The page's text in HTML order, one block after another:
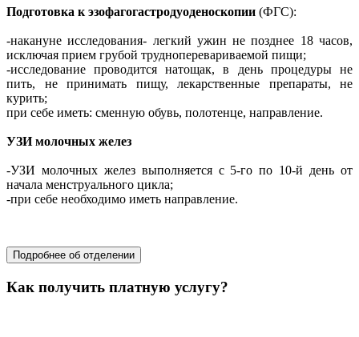
Подготовка к эзофагогастродуоденоскопии (ФГС):
-накануне исследования- легкий ужин не позднее 18 часов,
исключая прием грубой трудноперевариваемой пищи;
-исследование проводится натощак, в день процедуры не
пить, не принимать пищу, лекарственные препараты, не
курить;
при себе иметь: сменную обувь, полотенце, направление.
УЗИ молочных желез
-УЗИ молочных желез выполняется с 5-го по 10-й день от
начала менструального цикла;
-при себе необходимо иметь направление.
Подробнее об отделении
Как получить платную услугу?